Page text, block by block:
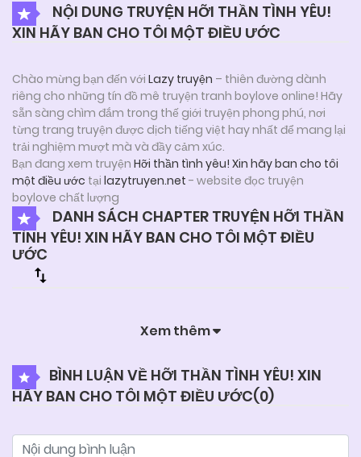
NỘI DUNG TRUYỆN HỠI THẦN TÌNH YÊU!
XIN HÃY BAN CHO TÔI MỘT ĐIỀU ƯỚC
Chào mừng bạn đến với Lazy truyện – thiên đường dành
riêng cho những tín đồ mê truyện tranh boylove online! Hãy
sẵn sàng chìm đắm trong thế giới truyện phong phú, nơi
từng trang truyện được dịch tiếng việt hay nhất để mang lại
trải nghiệm mượt mà và đầy cảm xúc.
Bạn đang xem truyện Hỡi thần tình yêu! Xin hãy ban cho tôi
một điều ước tại lazytruyen.net - website đọc truyện
boylove chất lượng
DANH SÁCH CHAPTER TRUYỆN HỠI THẦN
TÌNH YÊU! XIN HÃY BAN CHO TÔI MỘT ĐIỀU
ƯỚC
Xem thêm
BÌNH LUẬN VỀ HỠI THẦN TÌNH YÊU! XIN
HÃY BAN CHO TÔI MỘT ĐIỀU ƯỚC(0)